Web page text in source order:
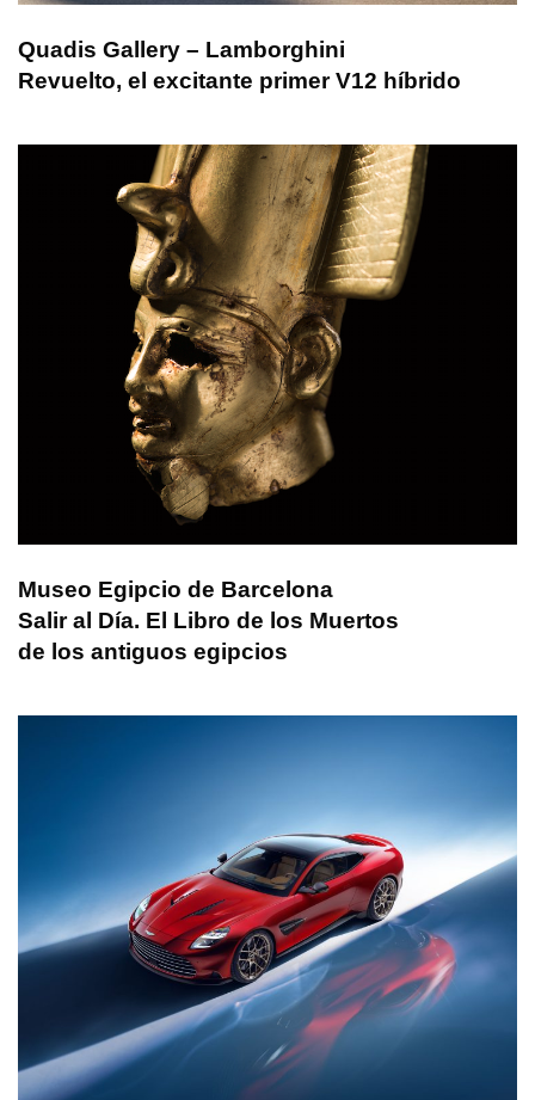
Quadis Gallery – Lamborghini
Revuelto, el excitante primer V12 híbrido
Museo Egipcio de Barcelona
Salir al Día. El Libro de los Muertos
de los antiguos egipcios